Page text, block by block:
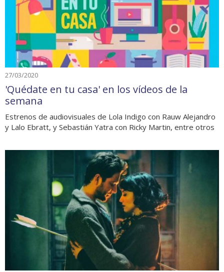
27/03/2020
'Quédate en tu casa' en los vídeos de la
semana
Estrenos de audiovisuales de Lola Indigo con Rauw Alejandro
y Lalo Ebratt, y Sebastián Yatra con Ricky Martin, entre otros